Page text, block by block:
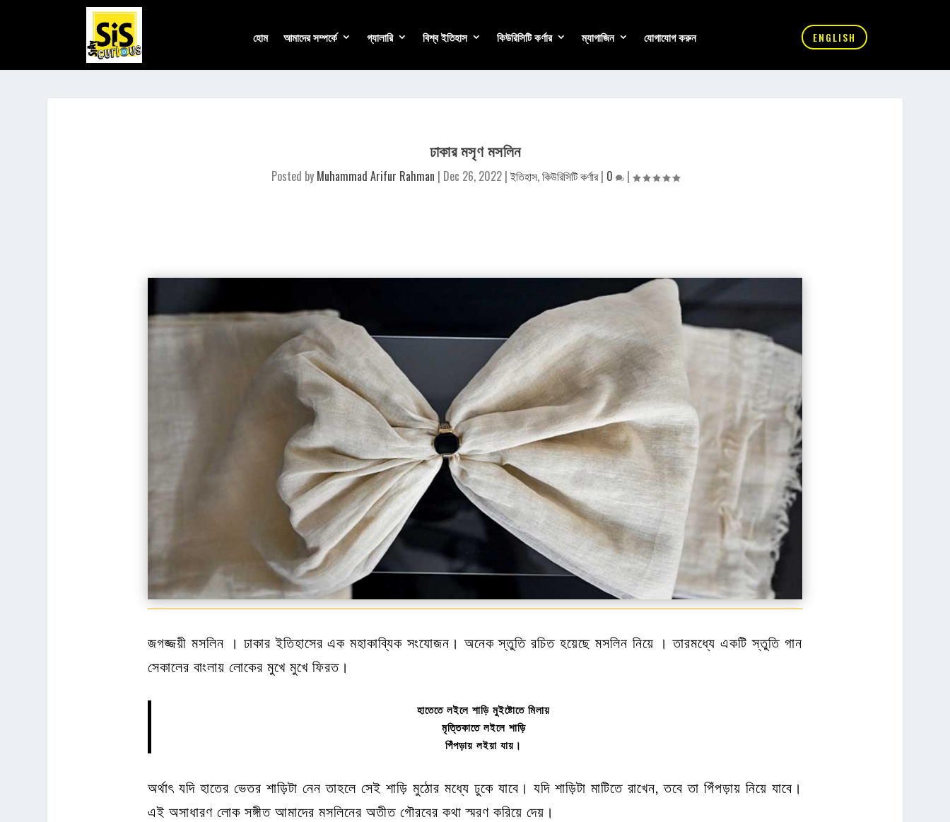
হোম আমাদের সম্পর্কে গ্যালারি বিশ্ব ইতিহাস কিউরিসিটি কর্ণার ম্যাগাজিন যোগাযোগ করুন ENGLISH
ঢাকার মসৃণ মসলিন
Posted by Muhammad Arifur Rahman | Dec 26, 2022|ইতিহাস,কিউরিসিটি কর্ণার| 0 |
জগজ্জয়ী মসলিন । ঢাকার ইতিহাসের এক মহাকাব্যিক সংযোজন। অনেক স্তুতি রচিত হয়েছে মসলিন নিয়ে । তারমধ্যে একটি স্তুতি গান
সেকালের বাংলায় লোকের মুখে মুখে ফিরত।
হাতেতে লইলে শাড়ি মুইষ্টোতে মিলায়
মৃত্তিকাতে লইলে শাড়ি
পিঁপড়ায় লইয়া যায়।
অর্থাৎ যদি হাতের ভেতর শাড়িটা নেন তাহলে সেই শাড়ি মুঠোর মধ্যে ঢুকে যাবে। যদি শাড়িটা মাটিতে রাখেন, তবে তা পিঁপড়ায় নিয়ে যাবে।
এই অসাধারণ লোক সঙ্গীত আমাদের মসলিনের অতীত গৌরবের কথা স্মরণ করিয়ে দেয়।